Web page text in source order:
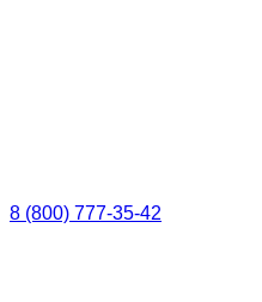
8 (800) 777-35-42